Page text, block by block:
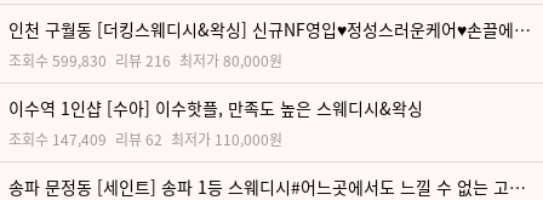
인천 구월동 [더킹스웨디시&왁싱] 신규NF영입♥정성스러운케어♥손끌에날개를달다
최저가80,000원
리뷰216
조회수599,830
이수역 1인샵 [수아] 이수핫플, 만족도 높은 스웨디시&왁싱
최저가 110,000원
리뷰62
조회수 147,409
송파 문정동 [세인트] 송파 1등 스웨디시#어느곳에서도 느낄 수 없는 고귀하고 품격있는 관리